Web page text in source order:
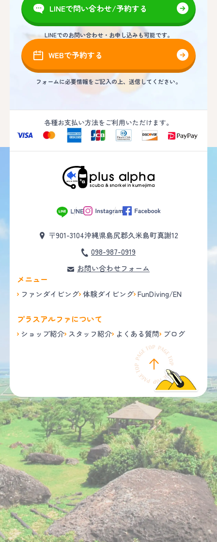
LINEで問い合わせ/予約する
LINEでのお問い合わせ・お申し込みも可能です。
WEBで予約する
フォームに必要情報をご記入の上、送信してください。
各種お支払い方法をご利用いただけます。
〒901-3104沖縄県島尻郡久米島町真謝12
098-987-0919
お問い合わせフォーム
メニュー
ファンダイビング 体験ダイビング FunDiving/EN
プラスアルファについて
ショップ紹介 スタッフ紹介 よくある質問 ブログ